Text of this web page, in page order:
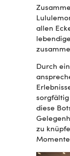
allen
Durch
diese
zu